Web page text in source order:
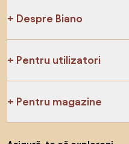
Despre Biano
Pentru utilizatori
Pentru magazine